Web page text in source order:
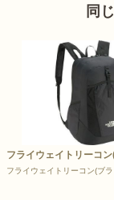
同
フライウェイトリーコ
フライウェイトリーコン(ブ